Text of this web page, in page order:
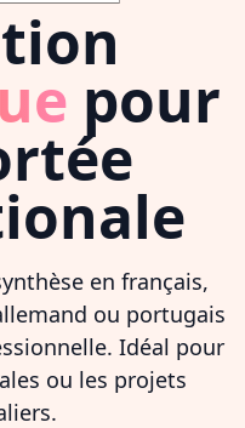
pour
en français,
ou portugais
Idéal pour
ou les projets